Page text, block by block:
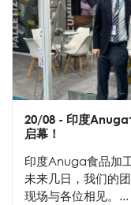
20/08 - 印度Anuga
启幕！
印度Anuga食品加
未来几日，我们的
现场与各位相见。...